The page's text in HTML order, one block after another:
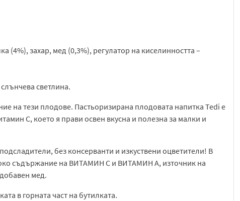
(4%), захар, мед (0,3%), регулатор на киселинността –
светлина.
на тези плодове. Пастьоризирана плодовата напитка Tedi е
С, което я прави освен вкусна и полезна за малки и
без консерванти и изкуствени оцветители! В
съдържание на ВИТАМИН С и ВИТАМИН А, източник на
мед.
в горната част на бутилката.